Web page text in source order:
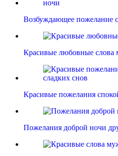
Возбуждающее пожелание
Красивые любовные слова
Красивые пожелания
Пожелания доброй ночи